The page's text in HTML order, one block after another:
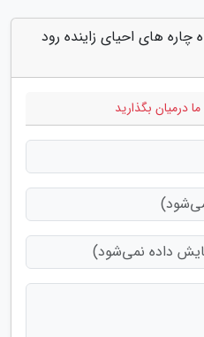
چاره های احیای زاینده رود
درمیان بگذارید